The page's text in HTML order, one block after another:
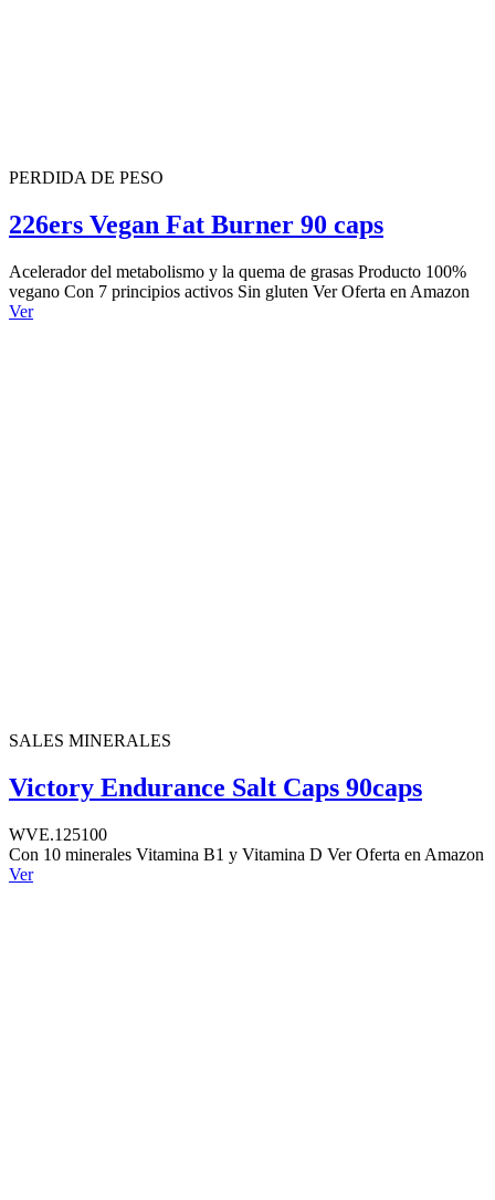
PERDIDA DE PESO
226ers Vegan Fat Burner 90 caps
Acelerador del metabolismo y la quema de grasas Producto 100%
vegano Con 7 principios activos Sin gluten Ver Oferta en Amazon
Ver
SALES MINERALES
Victory Endurance Salt Caps 90caps
WVE.125100
Con 10 minerales Vitamina B1 y Vitamina D Ver Oferta en Amazon
Ver